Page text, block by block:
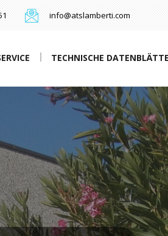
info@atslamberti.com
TECHNISCHE